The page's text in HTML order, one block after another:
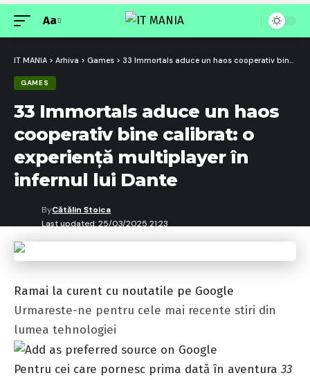
Font
Aa
IT MANIA > Arhiva > Games > 33 Immortals aduce un haos cooperativ bine calibrat: o experiență multiplayer în infernul lui Dante
GAMES
33 Immortals aduce un haos
cooperativ bine calibrat: o
experiență multiplayer în
infernul lui Dante
Last updated: 25/03/2025 21:23
ByCătălin Stoica
Ramai la curent cu noutatile pe Google
Urmareste-ne pentru cele mai recente stiri din
lumea tehnologiei
Pentru cei care pornesc prima dată în aventura 33